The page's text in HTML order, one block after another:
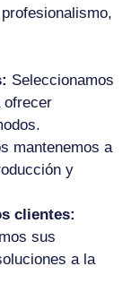
Seleccionamos
ofrecer
mantenemos a
y
clientes:
sus
a la